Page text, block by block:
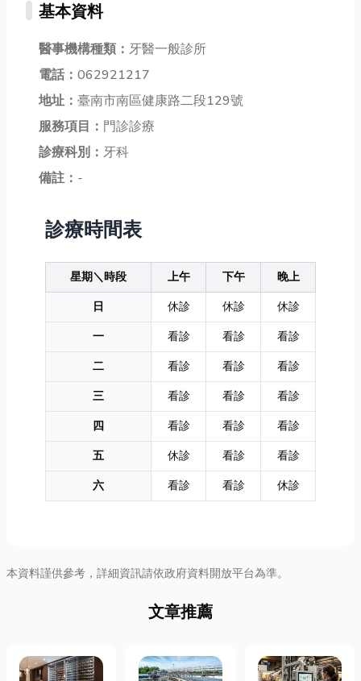
基本資料
醫事機構種類： 牙醫一般診所
電話： 062921217
地址： 臺南市南區健康路二段129號
服務項目： 門診診療
診療科別： 牙科
備註： -
診療時間表
星期＼時段 上午 下午
晚上
日
休診 休診
休診
一
看診 看診
看診
二
看診 看診
看診
三
看診 看診
看診
四
看診 看診
看診
五
休診 看診
看診
六
看診 看診 休診
本資料謹供參考，詳細資訊請依政府資料開放平台為準。
文章推薦